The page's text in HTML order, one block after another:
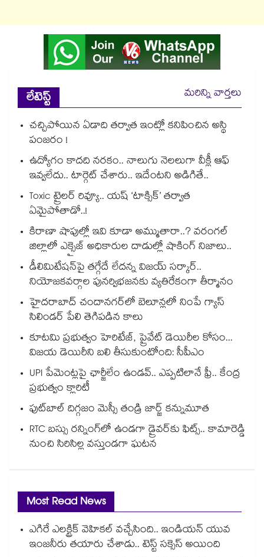
లేటెస్ట్
మరిన్ని వార్తలు
చచ్చిపోయిన ఏడాది తర్వాత ఇంట్లో కనిపించిన అస్థి
పంజరం !
ఉద్యోగం కాదది నరకం.. నాలుగు నెలలుగా వీక్లీ ఆఫ్
ఇవ్వలేదు.. టార్గెట్ చేశారు.. ఇదేంటని అడిగితే..
Toxic ట్రైలర్ రివ్యూ.. యష్ ‘టాక్సిక్’ తర్వాత
ఏమైపోతాడో..!
కిరాణా షాపుల్లో ఇవి కూడా అమ్ముతారా..? వరంగల్
జిల్లాలో ఎక్సైజ్ అధికారుల దాడుల్లో షాకింగ్ నిజాలు..
డీలిమిటేషన్‎పై తగ్గేదే లేదన్న విజయ్ సర్కార్..
నియోజకవర్గాల పునర్విభజనకు వ్యతిరేకంగా తీర్మానం
హైదరాబాద్⁪ చందానగర్⁫లో బెలూన్లలో నింపే గ్యాస్
సిలిండర్ పేలి తెగిపడిన కాలు
కూటమి ప్రభుత్వం హెరిటేజ్, ప్రైవేట్ డెయిరీల కోసం...
విజయ డెయిరీని బలి తీసుకుంటోంది: సీపీఎం
UPI పేమెంట్లపై ఛార్జీలేం ఉండవ్.. ఎప్పటిలానే ఫ్రీ.. కేంద్ర
ప్రభుత్వం క్లారిటీ
ఫుట్‎బాల్ దిగ్గజం మెస్సీ తండ్రి జార్జ్ కన్నుమూత
RTC బస్సు రన్నింగ్⁫లో ఉండగా డ్రైవర్‌కు ఫిట్స్.. కామారెడ్డి
నుంచి సిరిసిల్ల వస్తుండగా ఘటన
Most Read News
ఎగిరే ఎలక్ట్రిక్ వెహికల్ వచ్చేసింది.. ఇండియన్ యువ
ఇంజనీరు తయారు చేశాడు.. టెస్ట్ సక్సెస్ అయింది